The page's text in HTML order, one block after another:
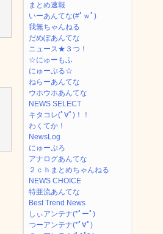
まとめ速報
いーあんてな(#ﾟｗﾟ)
我無ちゃんねる
だめぽあんてな
ニュース★３つ！
☆にゅーもふ
にゅーぷる☆
ねらーあんてな
ウホウホあんてな
NEWS SELECT
キタコレ(ﾟ∀ﾟ)！！
わくてか！
NewsLog
にゅーぷろ
アナログあんてな
２ｃｈまとめちゃんねる
NEWS CHOICE
特亜流あんてな
Best Trend News
しぃアンテナ(*ﾟーﾟ)
つーアンテナ(*ﾟ∀ﾟ)